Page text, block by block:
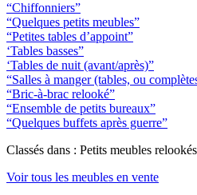
“Chiffonniers”
“Quelques petits meubles”
“Petites tables d’appoint”
‘Tables basses”
‘Tables de nuit (avant/après)”
“Salles à manger (tables, ou
“Bric-à-brac relooké”
“Ensemble de petits bureaux”
“Quelques buffets après guerre”
Classés dans : Petits meubles relookés
Voir tous les meubles en vente